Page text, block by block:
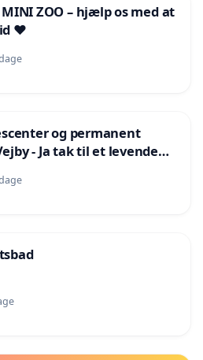
MINI ZOO – hjælp os med at
❤️
og permanent
- Ja tak til et levende